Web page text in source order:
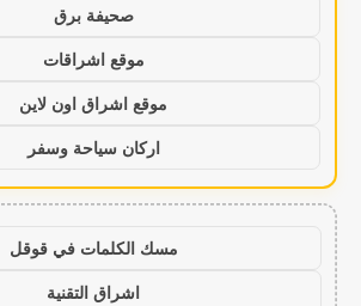
صحيفة برق
موقع اشراقات
موقع اشراق اون لاين
اركان سياحة وسفر
مسك الكلمات في قوقل
اشراق التقنية